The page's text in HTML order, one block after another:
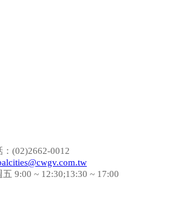
(02)2662-0012
9:00 ~ 12:30;13:30 ~ 17:00